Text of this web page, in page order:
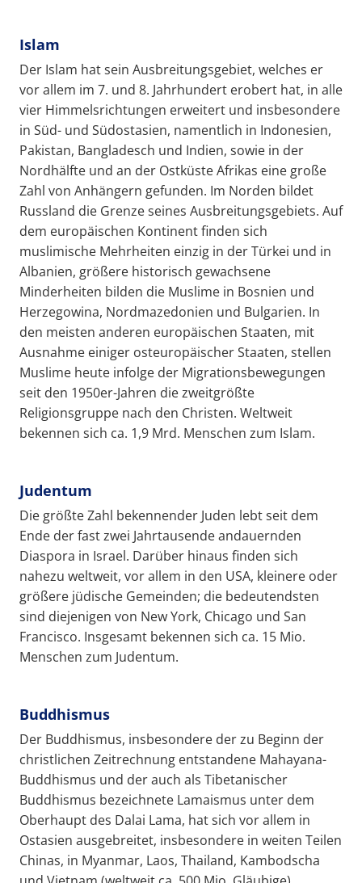
Islam
Der Islam hat sein Ausbreitungsgebiet, welches er
vor allem im 7. und 8. Jahrhundert erobert hat, in alle
vier Himmelsrichtungen erweitert und insbesondere
in Süd- und Südostasien, namentlich in Indonesien,
Pakistan, Bangladesch und Indien, sowie in der
Nordhälfte und an der Ostküste Afrikas eine große
Zahl von Anhängern gefunden. Im Norden bildet
Russland die Grenze seines Ausbreitungsgebiets. Auf
dem europäischen Kontinent finden sich
muslimische Mehrheiten einzig in der Türkei und in
Albanien, größere historisch gewachsene
Minderheiten bilden die Muslime in Bosnien und
Herzegowina, Nordmazedonien und Bulgarien. In
den meisten anderen europäischen Staaten, mit
Ausnahme einiger osteuropäischer Staaten, stellen
Muslime heute infolge der Migrationsbewegungen
seit den 1950er-Jahren die zweitgrößte
Religionsgruppe nach den Christen. Weltweit
bekennen sich ca. 1,9 Mrd. Menschen zum Islam.
Judentum
Die größte Zahl bekennender Juden lebt seit dem
Ende der fast zwei Jahrtausende andauernden
Diaspora in Israel. Darüber hinaus finden sich
nahezu weltweit, vor allem in den USA, kleinere oder
größere jüdische Gemeinden; die bedeutendsten
sind diejenigen von New York, Chicago und San
Francisco. Insgesamt bekennen sich ca. 15 Mio.
Menschen zum Judentum.
Buddhismus
Der Buddhismus, insbesondere der zu Beginn der
christlichen Zeitrechnung entstandene Mahayana-
Buddhismus und der auch als Tibetanischer
Buddhismus bezeichnete Lamaismus unter dem
Oberhaupt des Dalai Lama, hat sich vor allem in
Ostasien ausgebreitet, insbesondere in weiten Teilen
Chinas, in Myanmar, Laos, Thailand, Kambodscha